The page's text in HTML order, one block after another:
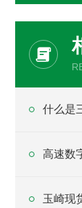
什么是
高速数
玉崎现